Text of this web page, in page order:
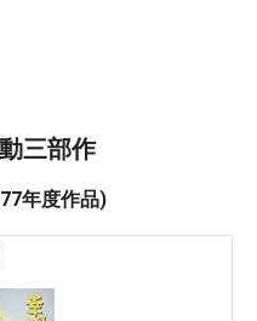
三部作
年度作品)